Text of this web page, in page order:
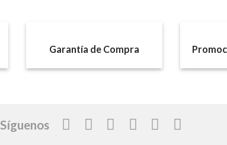
Garantía de Compra
Síguenos